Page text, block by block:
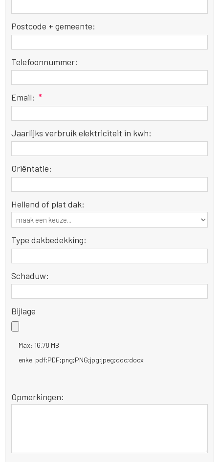
Postcode + gemeente:
Telefoonnummer:
Email: *
Jaarlijks verbruik elektriciteit in kwh:
Oriëntatie:
Hellend of plat dak:
Type dakbedekking:
Schaduw:
Bijlage
Max: 16.78 MB
enkel pdf;PDF;png;PNG;jpg;jpeg;doc;docx
Opmerkingen: